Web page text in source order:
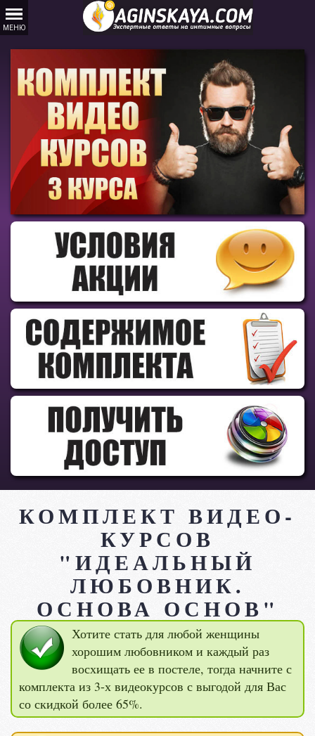
КОМПЛЕКТ ВИДЕО-
КУРСОВ
"ИДЕАЛЬНЫЙ
ЛЮБОВНИК.
ОСНОВА ОСНОВ"
Хотите стать для любой женщины
хорошим любовником и каждый раз
восхищать ее в постеле, тогда начните с
комплекта из 3-х видеокурсов с выгодой для Вас
со скидкой более 65%.